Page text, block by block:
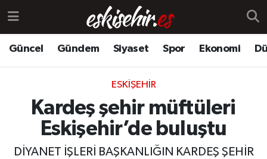
Güncel Gündem Siyaset Spor Ekonomi
ESKIŞEHIR
Kardeş şehir müftüleri
Eskişehir’de buluştu
DİYANET İŞLERİ BAŞKANLIĞIN KARDEŞ ŞEHİR